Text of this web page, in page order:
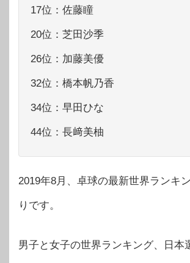
17位：佐藤瞳
20位：芝田沙季
26位：加藤美優
32位：橋本帆乃香
34位：早田ひな
44位：長﨑美柚
2019年8月、卓球の最新世界ランキ
りです。
男子と女子の世界ランキング、日本